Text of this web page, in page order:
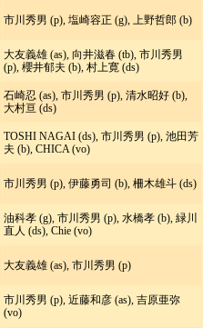
市川秀男 (p), 塩崎容正 (g), 上野哲郎 (b)
大友義雄 (as), 向井滋春 (tb), 市川秀男
(p), 櫻井郁夫 (b), 村上寛 (ds)
石崎忍 (as), 市川秀男 (p), 清水昭好 (b),
大村亘 (ds)
TOSHI NAGAI (ds), 市川秀男 (p), 池田芳
夫 (b), CHICA (vo)
市川秀男 (p), 伊藤勇司 (b), 柵木雄斗 (ds)
油科孝 (g), 市川秀男 (p), 水橋孝 (b), 緑川
直人 (ds), Chie (vo)
大友義雄 (as), 市川秀男 (p)
市川秀男 (p), 近藤和彦 (as), 吉原亜弥
(vo)